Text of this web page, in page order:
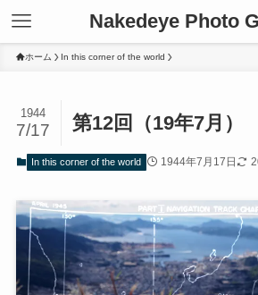
Nakedeye Photo
ホーム In this corner of the world
第12回（19年7月）
1944
7/17
In this corner of the world 1944年7月17日